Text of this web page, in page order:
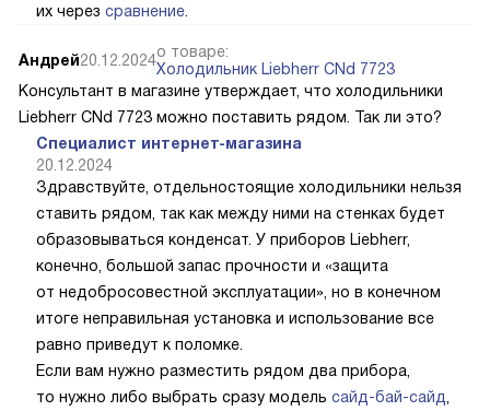
их через сравнение
Андрей20.12.2024о товаре:
Холодильник Liebherr CNd 7723
Консультант в магазине утверждает, что холодильники
Liebherr CNd 7723 можно поставить рядом. Так ли это?
Специалист интернет-магазина
20.12.2024
Здравствуйте, отдельностоящие холодильники нельзя
ставить рядом, так как между ними на стенках будет
образовываться конденсат. У приборов Liebherr,
конечно, большой запас прочности и «защита
от недобросовестной эксплуатации», но в конечном
итоге неправильная установка и использование все
равно приведут к поломке.
Если вам нужно разместить рядом два прибора,
то нужно либо выбрать сразу модель сайд-бай-сайд